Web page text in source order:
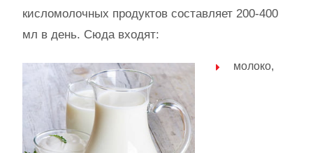
кисломолочных продуктов составляет 200-400
мл в день. Сюда входят:
молоко,